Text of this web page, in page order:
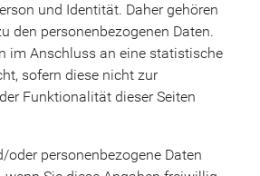
und Identität. Daher gehören
den personenbezogenen Daten.
im Anschluss an eine statistische
sofern diese nicht zur
Funktionalität dieser Seiten
oder personenbezogene Daten